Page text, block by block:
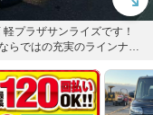
プラザサンライズです！
らではの充実のラインナッ